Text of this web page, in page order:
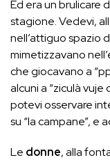
Ed era un brulicare
stagione. Vedevi,
nell’attiguo spazio
mimetizzavano
che giocavano a
alcuni a “ziculà vuje
potevi osservare
su “la campane”, e
Le donne, alla